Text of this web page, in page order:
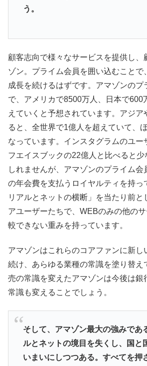
う。
顧客志向で様々なサービスを提供し、
ゾン。プライム会員を囲い込むことで
成長を続けるはずです。アマゾンのプ
で、アメリカで8500万人、
日本で600
えていくと予想されています。アジア
ると、全世界で1億人を超えていて、
なっています。インスタグラムのユー
フエイスブックの22億人と比べると少
しれませんが、アマゾンのプライム会
の年会費を支払うロイヤルティを持っ
リアルとネットの横断」
を当たり前と
アユーザーたちで、WEBのみの他の
較できない重みを持っています。
アマゾンはこれらのコアファンに新し
続け、 あらゆる業種の常識を塗り替え
売の常識を変えたアマゾンは今後は銀
常識も変えることでしょう。
そして、 アマゾン最大の強みであ
ルとネットの境目を失くし、
国と
いまいにしつつある。すべてを押